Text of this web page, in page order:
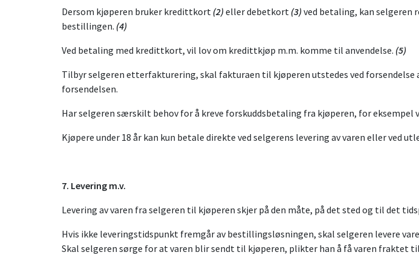
Dersom kjøperen bruker kredittkort (2)eller debetkort (3)ved betaling, kan selgeren
bestillingen. (4)
Ved betaling med kredittkort, vil lov om kredittkjøp m.m. komme til anvendelse. (5)
Tilbyr selgeren etterfakturering, skal fakturaen til kjøperen utstedes ved
forsendelsen.
Har selgeren særskilt behov for å kreve forskuddsbetaling fra kjøperen, for eksempel
Kjøpere under 18 år kan kun betale direkte ved selgerens levering av varen eller ved
7. Levering m.v.
Levering av varen fra selgeren til kjøperen skjer på den måte, på det sted og til det
Hvis ikke leveringstidspunkt fremgår av bestillingsløsningen, skal selgeren levere
Skal selgeren sørge for at varen blir sendt til kjøperen, plikter han å få varen